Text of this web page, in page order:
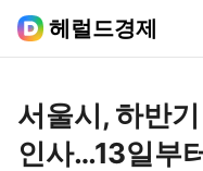
헤럴드경제
서울시, 하반
인사…13일부